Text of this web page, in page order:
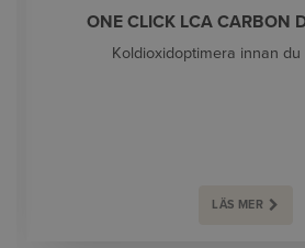
ONE CLICK LCA CARBON
Koldioxidoptimera innan
LÄS MER